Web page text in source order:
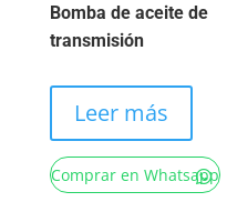
Bomba de aceite de
transmisión
Leer más
Comprar en Whatsapp